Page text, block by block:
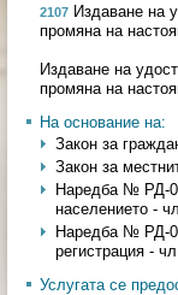
2107 Издаване на
промяна на
Издаване на
промяна на
На основание на:
Закон за
Закон за
Наредба № РД-
населението -
Наредба № РД-
регистрация -
Услугата се